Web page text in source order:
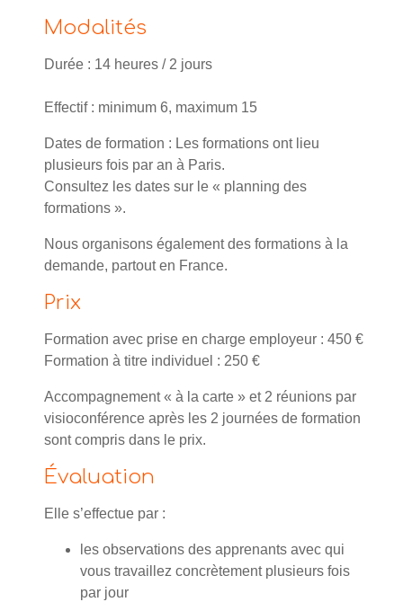
Modalités
Durée : 14 heures / 2 jours
Effectif : minimum 6, maximum 15
Dates de formation : Les formations ont lieu
plusieurs fois par an à Paris.
Consultez les dates sur le « planning des
formations ».
Nous organisons également des formations à la
demande, partout en France.
Prix
Formation avec prise en charge employeur : 450 €
Formation à titre individuel : 250 €
Accompagnement « à la carte » et 2 réunions par
visioconférence après les 2 journées de formation
sont compris dans le prix.
Évaluation
Elle s’effectue par :
les observations des apprenants avec qui
vous travaillez concrètement plusieurs fois
par jour